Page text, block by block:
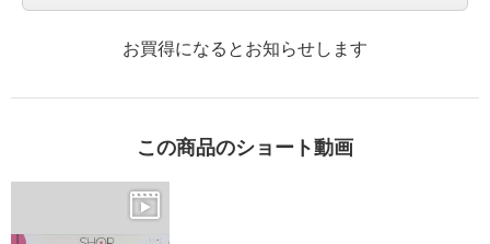
お買得になるとお知らせします
この商品のショート動画